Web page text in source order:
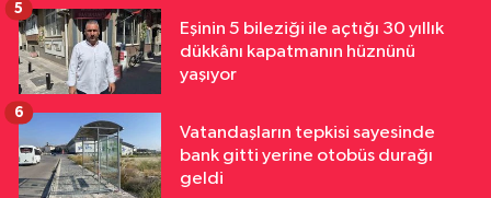
Eşinin 5 bileziği ile açtığı 30 yıllık
dükkânı kapatmanın hüznünü
yaşıyor
5
Vatandaşların tepkisi sayesinde
bank gitti yerine otobüs durağı
geldi
6